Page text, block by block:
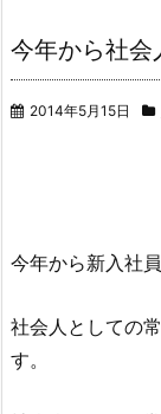
今年から社会
2014年5月15日
今年から新入社
社会人としての
す。